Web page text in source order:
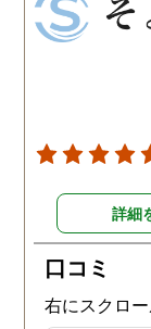
詳細
口コミ
右にスクロ